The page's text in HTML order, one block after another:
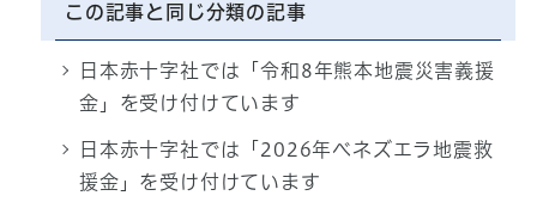
この記事と同じ分類の記事
日本赤十字社では「令和8年熊本地震災害義援
金」を受け付けています
日本赤十字社では「2026年ベネズエラ地震救
援金」を受け付けています